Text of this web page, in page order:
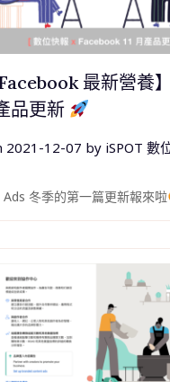
Facebook 最新營養
品更新
2021-12-07 by iSPOT 數
冬季的第一篇更新報來啦